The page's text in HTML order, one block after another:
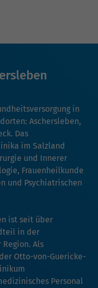
in
Aschersleben,
Das
im Salzland
und Innerer
Frauenheilkunde
und Psychiatrischen
ist seit über
in der
Als
Otto-von-Guericke-
Personal